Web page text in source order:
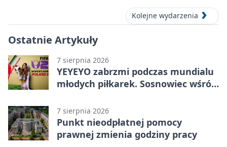
Kolejne wydarzenia
Ostatnie Artykuły
7 sierpnia 2026
YEYEYO zabrzmi podczas mundialu
młodych piłkarek. Sosnowiec wśród
7 sierpnia 2026
Punkt nieodpłatnej pomocy
prawnej zmienia godziny pracy